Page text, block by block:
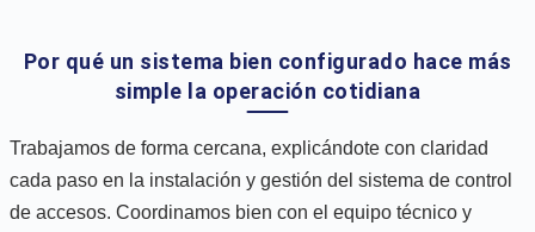
Por qué un sistema bien configurado hace más
simple la operación cotidiana
Trabajamos de forma cercana, explicándote con claridad
cada paso en la instalación y gestión del sistema de control
de accesos. Coordinamos bien con el equipo técnico y